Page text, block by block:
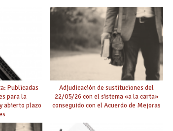
Publicadas
para la
abierto plazo
Adjudicación de sustituciones del
22/05/26 con el sistema «a la carta»
conseguido con el Acuerdo de Mejoras